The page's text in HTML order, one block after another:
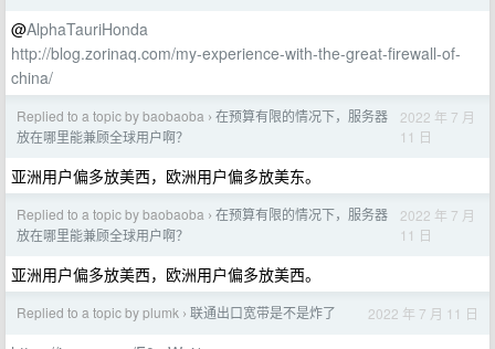
@AlphaTauriHonda
http://blog.zorinaq.com/my-experience-with-the-great-firewall-of-
china/
Replied to a topic by baobaoba › 在预算有限的情况下，服务器
放在哪里能兼顾全球用户啊？
2022 年 7 月
11 日
亚洲用户偏多放美西，欧洲用户偏多放美东。
Replied to a topic by baobaoba › 在预算有限的情况下，服务器
放在哪里能兼顾全球用户啊？
2022 年 7 月
11 日
亚洲用户偏多放美西，欧洲用户偏多放美西。
Replied to a topic by plumk › 联通出口宽带是不是炸了 2022 年 7 月 11 日